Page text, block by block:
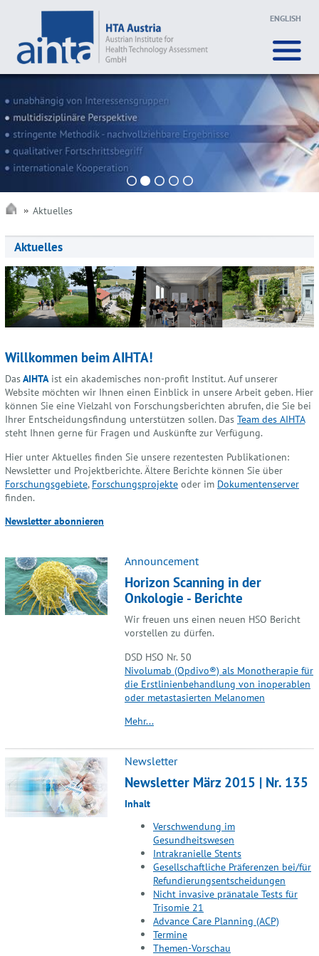
ENGLISH
1 2 3 4 5
Aktuelles
Aktuelles
Willkommen beim AIHTA!
DasAIHTAist ein akademisches non-profit Institut. Auf unserer
Website möchten wir Ihnen einen Einblick in unsere Arbeit geben. Hier
können Sie eine Vielzahl von Forschungsberichten abrufen, die Sie bei
Ihrer Entscheidungsfindung unterstützen sollen. Das Team des AIHTA
steht Ihnen gerne für Fragen und Auskünfte zur Verfügung.
Hier unter Aktuelles finden Sie unsere rezentesten Publikationen:
Newsletter und Projektberichte. Ältere Berichte können Sie über
Forschungsgebiete, Forschungsprojekte oder im Dokumentenserver
finden.
Newsletter abonnieren
Announcement
Horizon Scanning in der
Onkologie - Berichte
Wir freuen uns einen neuen HSO Bericht
vorstellen zu dürfen.
DSD HSO Nr. 50
Nivolumab (Opdivo®) als Monotherapie für
die Erstlinienbehandlung von inoperablen
oder metastasierten Melanomen
Mehr...
Newsletter
Newsletter März 2015 | Nr. 135
Inhalt
Verschwendung im
Gesundheitswesen
Intrakranielle Stents
Gesellschaftliche Präferenzen bei/für
Refundierungsentscheidungen
Nicht invasive pränatale Tests für
Trisomie 21
Advance Care Planning (ACP)
Termine
Themen-Vorschau